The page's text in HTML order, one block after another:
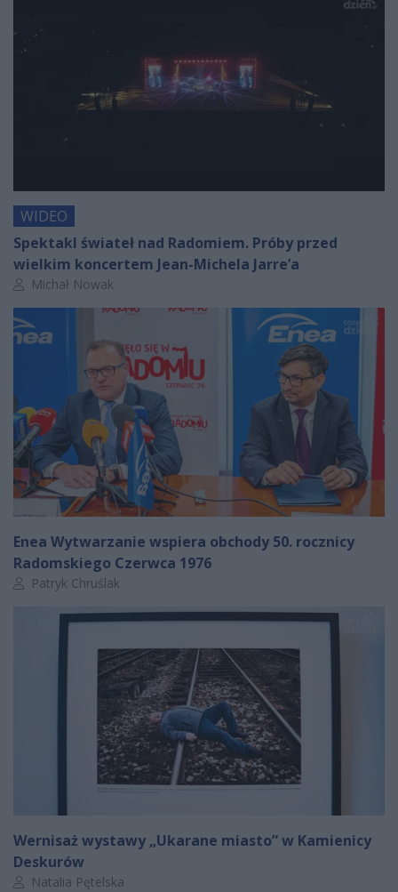
WIDEO
Spektakl świateł nad Radomiem. Próby przed
wielkim koncertem Jean-Michela Jarre’a
Autor artykułu:
Michał Nowak
Enea Wytwarzanie wspiera obchody 50. rocznicy
Radomskiego Czerwca 1976
Autor artykułu:
Patryk Chruślak
Wernisaż wystawy „Ukarane miasto” w Kamienicy
Deskurów
Autor artykułu:
Natalia Pętelska